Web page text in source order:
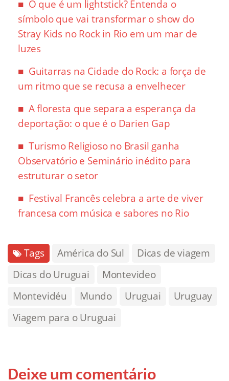
O que é um lightstick? Entenda o
símbolo que vai transformar o show do
Stray Kids no Rock in Rio em um mar de
luzes
Guitarras na Cidade do Rock: a força de
um ritmo que se recusa a envelhecer
A floresta que separa a esperança da
deportação: o que é o Darien Gap
Turismo Religioso no Brasil ganha
Observatório e Seminário inédito para
estruturar o setor
Festival Francês celebra a arte de viver
francesa com música e sabores no Rio
Tags América do Sul
Dicas de viagem
Dicas do Uruguai
Montevideo
Montevidéu
Mundo Uruguai
Uruguay
Viagem para o Uruguai
Deixe um comentário